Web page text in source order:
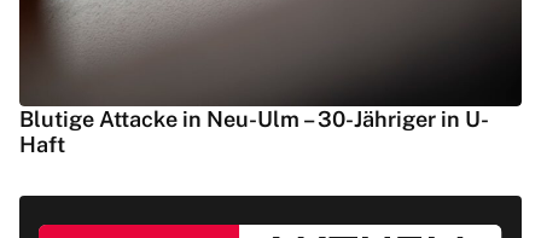
Blutige Attacke in Neu-Ulm – 30-Jähriger in U-
Haft